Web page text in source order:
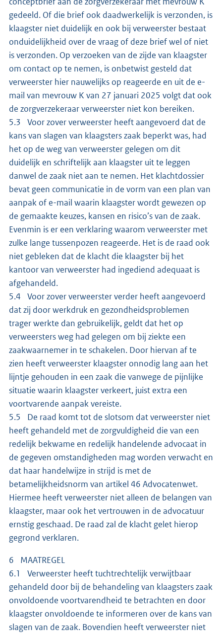
gedeeld. Of die brief ook daadwerkelijk is verzonden, is
klaagster niet duidelijk en ook bij verweerster bestaat
onduidelijkheid over de vraag of deze brief wel of niet
is verzonden. Op verzoeken van de zijde van klaagster
om contact op te nemen, is onbetwist gesteld dat
verweerster hier nauwelijks op reageerde en uit de e-
mail van mevrouw K van 27 januari 2025 volgt dat ook
de zorgverzekeraar verweerster niet kon bereiken.
5.3 Voor zover verweerster heeft aangevoerd dat de
kans van slagen van klaagsters zaak beperkt was, had
het op de weg van verweerster gelegen om dit
duidelijk en schriftelijk aan klaagster uit te leggen
danwel de zaak niet aan te nemen. Het klachtdossier
bevat geen communicatie in de vorm van een plan van
aanpak of e-mail waarin klaagster wordt gewezen op
de gemaakte keuzes, kansen en risico’s van de zaak.
Evenmin is er een verklaring waarom verweerster met
zulke lange tussenpozen reageerde. Het is de raad ook
niet gebleken dat de klacht die klaagster bij het
kantoor van verweerster had ingediend adequaat is
afgehandeld.
5.4 Voor zover verweerster verder heeft aangevoerd
dat zij door werkdruk en gezondheidsproblemen
trager werkte dan gebruikelijk, geldt dat het op
verweersters weg had gelegen om bij ziekte een
zaakwaarnemer in te schakelen. Door hiervan af te
zien heeft verweerster klaagster onnodig lang aan het
lijntje gehouden in een zaak die vanwege de pijnlijke
situatie waarin klaagster verkeert, juist extra een
voortvarende aanpak vereiste.
5.5 De raad komt tot de slotsom dat verweerster niet
heeft gehandeld met de zorgvuldigheid die van een
redelijk bekwame en redelijk handelende advocaat in
de gegeven omstandigheden mag worden verwacht en
dat haar handelwijze in strijd is met de
betamelijkheidsnorm van artikel 46 Advocatenwet.
Hiermee heeft verweerster niet alleen de belangen van
klaagster, maar ook het vertrouwen in de advocatuur
ernstig geschaad. De raad zal de klacht gelet hierop
gegrond verklaren.
6 MAATREGEL
6.1 Verweerster heeft tuchtrechtelijk verwijtbaar
gehandeld door bij de behandeling van klaagsters zaak
onvoldoende voortvarendheid te betrachten en door
klaagster onvoldoende te informeren over de kans van
slagen van de zaak. Bovendien heeft verweerster niet